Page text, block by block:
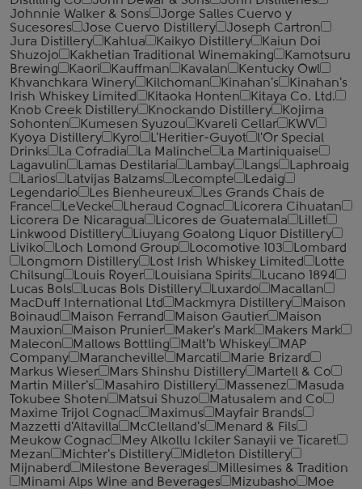
Johnnie Walker & Sons
Jorge Salles Cuervo y
Sucesores
Jose Cuervo Distillery
Joseph Cartron
Jura Distillery
Kahlua Kaikyo Distillery
Kaiun Doi
Shuzojo
Kakhetian Traditional Winemaking
Kamotsuru
Brewing
Kaori Kauffman Kavalan
Kentucky Owl
Khvanchkara Winery
Kilchoman Kinahan's
Kinahan's
Irish Whiskey Limited
Kitaoka Honten
Kitaya Co. Ltd.
Knob Creek Distillery
Knockando Distillery
Kojima
Sohonten
Kumesen Syuzou Kvareli Cellar
KWV
Kyoya Distillery
Kyro L'Heritier-Guyot
l'Or Special
Drinks
La Cofradia La Malinche
La Martiniquaise
Lagavulin
Lamas Destilaria Lambay Langs
Laphroaig
Larios
Latvijas Balzams Lecompte
Ledaig
Legendario
Les Bienheureux
Les Grands Chais de
France
LeVecke Lheraud Cognac
Licorera Cihuatan
Licorera De Nicaragua
Licores de Guatemala
Lillet
Linkwood Distillery
Liuyang Goalong Liquor Distillery
Liviko
Loch Lomond Group Locomotive 103
Lombard
Longmorn Distillery
Lost Irish Whiskey Limited
Lotte
Chilsung
Louis Royer Louisiana Spirits
Lucano 1894
Lucas Bols
Lucas Bols Distillery Luxardo
Macallan
MacDuff International Ltd
Mackmyra Distillery
Maison
Boinaud
Maison Ferrand Maison Gautier
Maison
Mauxion
Maison Prunier Maker's Mark
Makers Mark
Malecon
Mallows Bottling Malt'b Whiskey
MAP
Company
Marancheville Marcati
Marie Brizard
Markus Wieser
Mars Shinshu Distillery
Martell & Co
Martin Miller's
Masahiro Distillery Massenez
Masuda
Tokubee Shoten
Matsui Shuzo
Matusalem and Co
Maxime Trijol Cognac
Maximus
Mayfair Brands
Mazzetti d'Altavilla
McClelland's
Menard & Fils
Meukow Cognac
Mey Alkollu Ickiler Sanayii ve Ticaret
Mezan
Michter's Distillery
Midleton Distillery
Mijnaberd
Milestone Beverages
Millesimes & Tradition
Minami Alps Wine and Beverages
Mizubasho
Moe